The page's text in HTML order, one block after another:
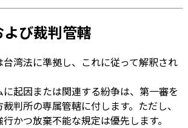
び裁判管轄
湾法に準拠し、これに従って解釈され
起因または関連する紛争は、第一審を
判所の専属管轄に付します。ただし、
かつ放棄不能な規定は優先します。